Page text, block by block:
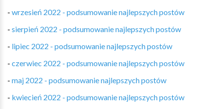
- wrzesień 2022 - podsumowanie najlepszych postów
- sierpień 2022 - podsumowanie najlepszych postów
- lipiec 2022 - podsumowanie najlepszych postów
- czerwiec 2022 - podsumowanie najlepszych postów
- maj 2022 - podsumowanie najlepszych postów
- kwiecień 2022 - podsumowanie najlepszych postów